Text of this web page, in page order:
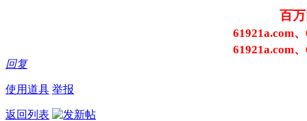
百
61921a.com
61921a.com
回复
使用道具 举报
返回列表